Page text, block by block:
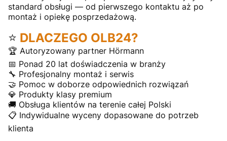
standard obsługi — od pierwszego kontaktu aż po
montaż i opiekę posprzedażową.
⭐ DLACZEGO OLB24?
🏆 Autoryzowany partner Hörmann
📅 Ponad 20 lat doświadczenia w branży
🔧 Profesjonalny montaż i serwis
🤝 Pomoc w doborze odpowiednich rozwiązań
💎 Produkty klasy premium
🚚 Obsługa klientów na terenie całej Polski
📋 Indywidualne wyceny dopasowane do potrzeb
klienta